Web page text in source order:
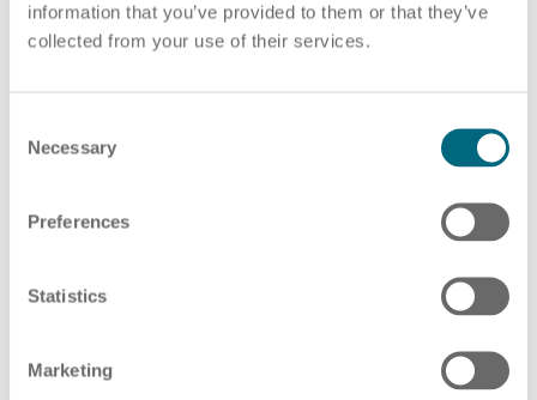
information that you’ve provided to them or that they’ve
collected from your use of their services.
Necessary
Preferences
Statistics
Marketing
Person, wie die Kommunikation im Team stattfinden
soll. So geben Sie die Kontrolle über die Art, den
über den Abschied zu informieren. Es sollte bei
diesem Termin ausschließlich um dieses Thema
alltäglichen Informationen verliert. Diese
Wertschätzung, die Information über den Abschied
in den Mittelpunkt zu stellen, und der neuen